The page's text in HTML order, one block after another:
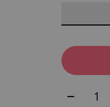
Menge: